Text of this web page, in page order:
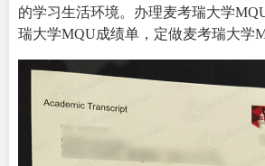
的学习生活环境。办理麦考瑞大学
瑞大学MQU成绩单，定做麦考瑞大学